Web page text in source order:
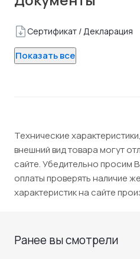
Сертификат / Декларация
Показать все
Технические
внешний вид товара могут
сайте. Убедительно просим
оплаты проверять наличие
характеристик на сайте
Ранее вы смотрели